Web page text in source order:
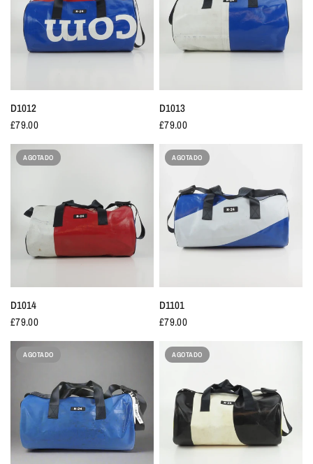
D1012
£79.00
D1013
£79.00
AGOTADO
D1014
£79.00
AGOTADO
D1101
£79.00
AGOTADO AGOTADO